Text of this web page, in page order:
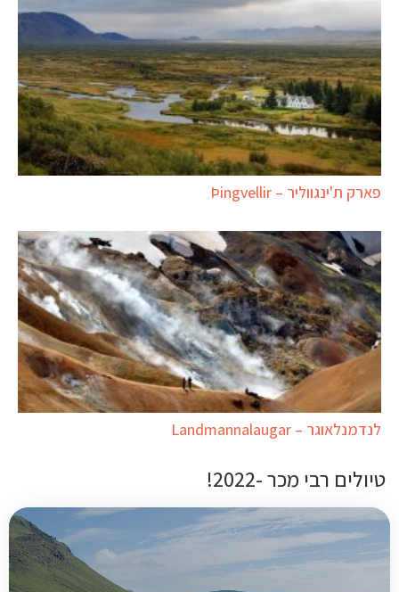
פארק ת'ינגווליר – Þingvellir
לנדמנלאוגר – Landmannalaugar
טיולים רבי מכר -2022!